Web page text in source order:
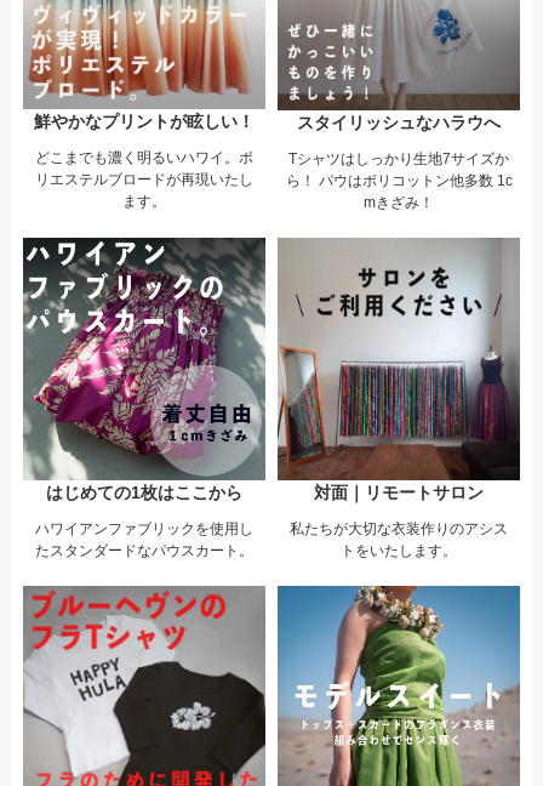
鮮やかなプリントが眩しい！
どこまでも濃く明るいハワイ。ポ
リエステルブロードが再現いたし
ます。
スタイリッシュなハラウへ
Tシャツはしっかり生地7サイズか
ら！ パウはポリコットン他多数 1c
mきざみ！
はじめての1枚はここから
ハワイアンファブリックを使用し
たスタンダードなパウスカート。
対面｜リモートサロン
私たちが大切な衣装作りのアシス
トをいたします。